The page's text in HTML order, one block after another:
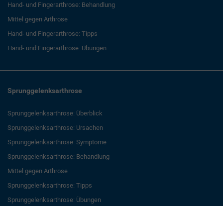
Hand- und Fingerarthrose: Behandlung
Mittel gegen Arthrose
Hand- und Fingerarthrose: Tipps
Hand- und Fingerarthrose: Übungen
Sprunggelenksarthrose
Sprunggelenksarthrose: Überblick
Sprunggelenksarthrose: Ursachen
Sprunggelenksarthrose: Symptome
Sprunggelenksarthrose: Behandlung
Mittel gegen Arthrose
Sprunggelenksarthrose: Tipps
Sprunggelenksarthrose: Übungen